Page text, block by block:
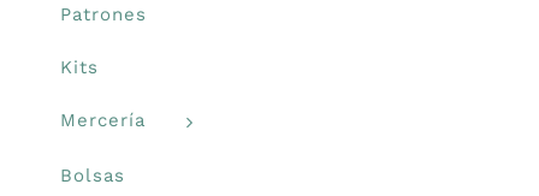
Patrones
Kits
Mercería
Bolsas